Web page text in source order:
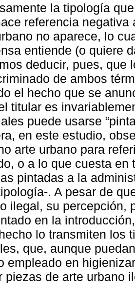
la tipología
referencia
no aparece, lo
entiende (o quiere
deducir, pues, que
de ambos
el hecho que se
titular es
puede usarse
en este estudio,
arte urbano para
o a lo que cuesta
pintadas a la
. A pesar de
ilegal, su percepción,
en la
lo transmiten los
que, aunque
empleado en
piezas de arte urbano